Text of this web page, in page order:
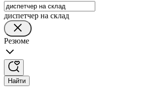
диспетчер на склад
Резюме
Найти